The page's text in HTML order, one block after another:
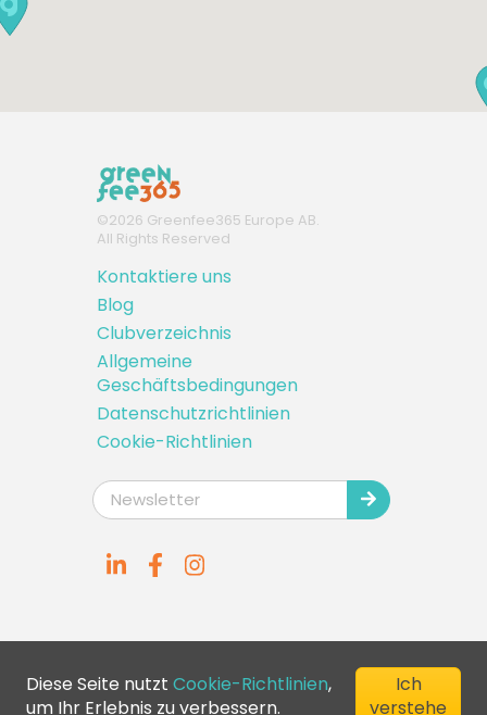
©2026 Greenfee365 Europe AB.
All Rights Reserved
Kontaktiere uns
Blog
Clubverzeichnis
Allgemeine
Geschäftsbedingungen
Datenschutzrichtlinien
Cookie-Richtlinien
Diese Seite nutzt Cookie-Richtlinien,
um Ihr Erlebnis zu verbessern.
Ich
verstehe